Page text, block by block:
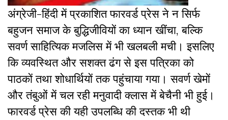
अंग्रेजी-हिंदी में प्रकाशित फारवर्ड प्रेस ने न सिर्फ
बहुजन समाज के बुद्धिजीवियों का ध्यान खींचा, बल्कि
सवर्ण साहित्यिक मजलिस में भी खलबली मची। इसलिए
कि व्यवस्थित और सशक्त ढंग से इस पत्रिका को
पाठकों तथा शोधार्थियों तक पहुंचाया गया। सवर्ण खेमों
और तंबुओं में चल रही मनुवादी क्लास में बेचैनी भी हुई।
फारवर्ड प्रेस की यही उपलब्धि की दस्तक भी थी